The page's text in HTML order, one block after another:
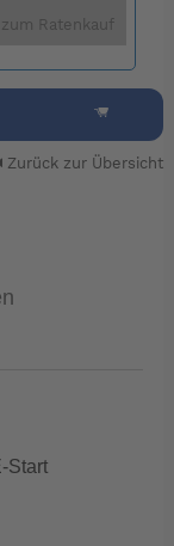
Ratenkauf
Zurück zur Übersicht
Start